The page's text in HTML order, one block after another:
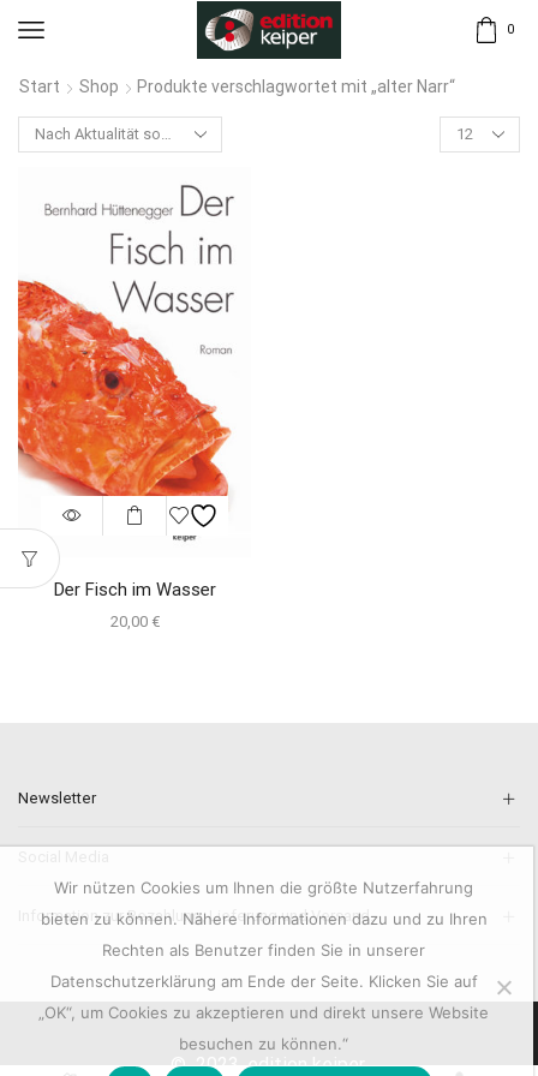
0
Start Shop Produkte verschlagwortet mit „alter Narr“
Der Fisch im Wasser
20,00 €
Newsletter
Information zur Bezahlung, Lieferung und Versand.
© 2023. edition keiper.
Wir nützen Cookies um Ihnen die größte Nutzerfahrung
bieten zu können. Nähere Informationen dazu und zu Ihren
Rechten als Benutzer finden Sie in unserer
Datenschutzerklärung am Ende der Seite. Klicken Sie auf
„OK“, um Cookies zu akzeptieren und direkt unsere Website
besuchen zu können.“